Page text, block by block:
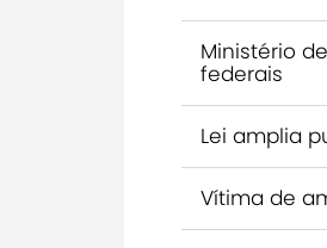
Ministério
federais
Lei amplia
Vítima de